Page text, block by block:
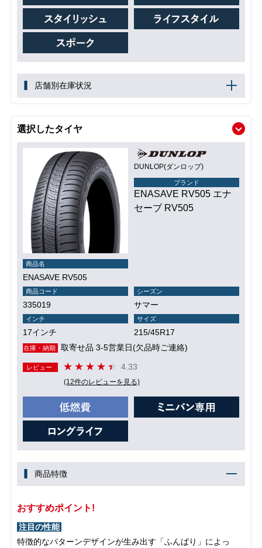
店舗別在庫状況
選択したタイヤ
DUNLOP(ダンロップ)
ブランド
ENASAVE RV505 エナ
セーブ RV505
商品名
ENASAVE RV505
商品コード
335019
シーズン
サマー
インチ
17インチ
サイズ
215/45R17
在庫・納期 取寄せ品 3-5営業日(欠品時ご連絡)
レビュー 4.33
(12件のレビューを見る)
商品特徴
おすすめポイント!
注目の性能
特徴的なパターンデザインが生み出す「ふんばり」によっ